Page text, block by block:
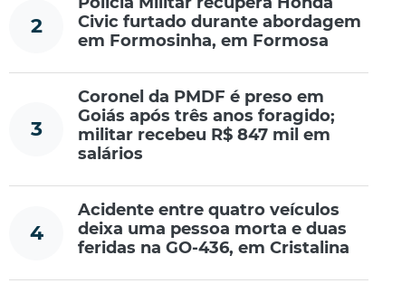
2
Civic furtado durante abordagem
em Formosinha, em Formosa
3
Coronel da PMDF é preso em
Goiás após três anos foragido;
militar recebeu R$ 847 mil em
salários
4
Acidente entre quatro veículos
deixa uma pessoa morta e duas
feridas na GO-436, em Cristalina